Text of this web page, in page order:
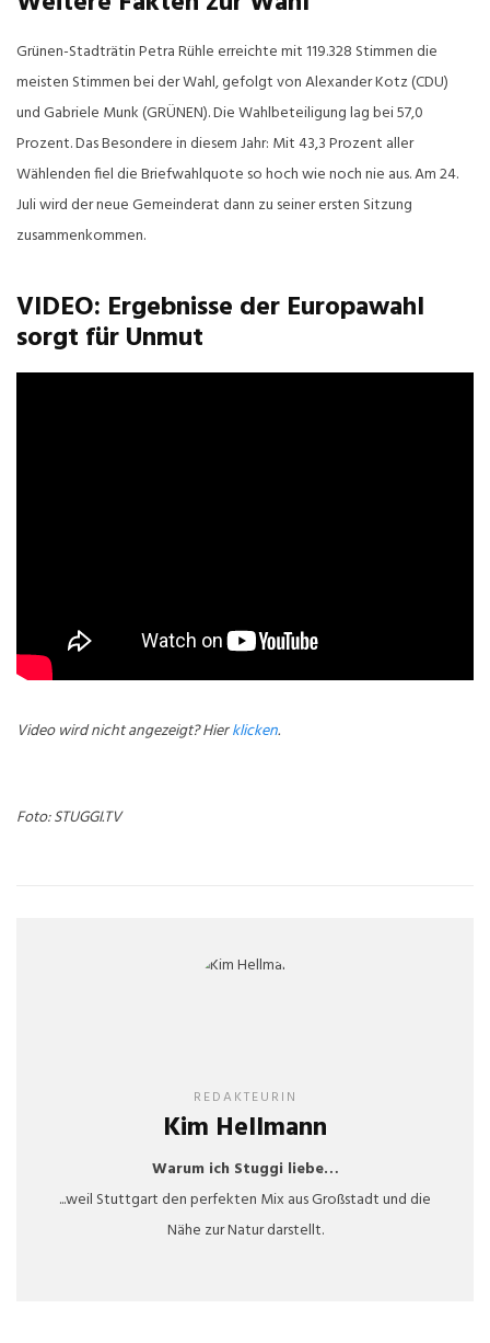
Grünen-Stadträtin Petra Rühle erreichte mit 119.328 Stimmen die
meisten Stimmen bei der Wahl, gefolgt von Alexander Kotz (CDU)
und Gabriele Munk (GRÜNEN). Die Wahlbeteiligung lag bei 57,0
Prozent. Das Besondere in diesem Jahr: Mit 43,3 Prozent aller
Wählenden fiel die Briefwahlquote so hoch wie noch nie aus. Am 24.
Juli wird der neue Gemeinderat dann zu seiner ersten Sitzung
zusammenkommen.
VIDEO: Ergebnisse der Europawahl
sorgt für Unmut
Video wird nicht angezeigt? Hierklicken.
Foto: STUGGI.TV
REDAKTEURIN
Kim Hellmann
Warum ich Stuggi liebe…
...weil Stuttgart den perfekten Mix aus Großstadt und die
Nähe zur Natur darstellt.